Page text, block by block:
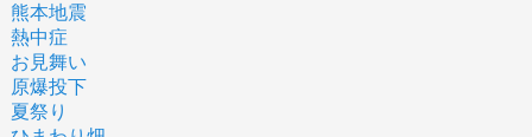
熊本地震
熱中症
お見舞い
原爆投下
夏祭り